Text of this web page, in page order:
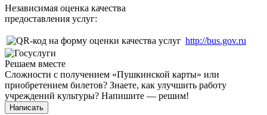
Независимая оценка качества
предоставления услуг:
http://bus.gov.ru
Решаем вместе
Сложности с получением «Пушкинской карты» или
приобретением билетов? Знаете, как улучшить работу
учреждений культуры? Напишите — решим!
Написать